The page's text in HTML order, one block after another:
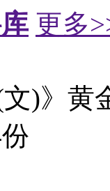
更多
)》黄
份